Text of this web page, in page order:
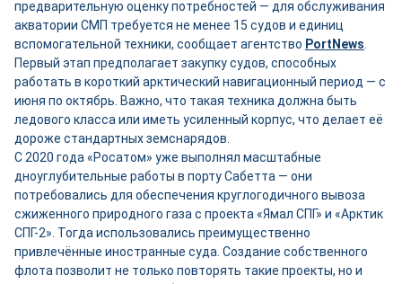
предварительную оценку потребностей — для обслуживания
акватории СМП требуется не менее 15 судов и единиц
вспомогательной техники, сообщает агентство PortNews
Первый этап предполагает закупку судов, способных
работать в короткий арктический навигационный период — с
июня по октябрь. Важно, что такая техника должна быть
ледового класса или иметь усиленный корпус, что делает её
дороже стандартных земснарядов.
С 2020 года «Росатом» уже выполнял масштабные
дноуглубительные работы в порту Сабетта — они
потребовались для обеспечения круглогодичного вывоза
сжиженного природного газа с проекта «Ямал СПГ» и «Арктик
СПГ-2». Тогда использовались преимущественно
привлечённые иностранные суда. Создание собственного
флота позволит не только повторять такие проекты, но и